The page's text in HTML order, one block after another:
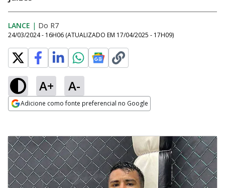
LANCE | Do R7
24/03/2024 - 16H06 (ATUALIZADO EM 17/04/2025 - 17H09)
A+ A-
Adicione como fonte preferencial no Google